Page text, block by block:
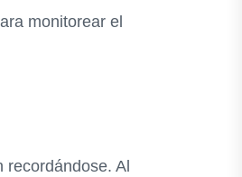
monitorear el
Al